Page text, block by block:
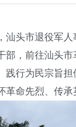
头市退役军人
部，前往汕头
践行为民宗旨担
革命先烈、传承